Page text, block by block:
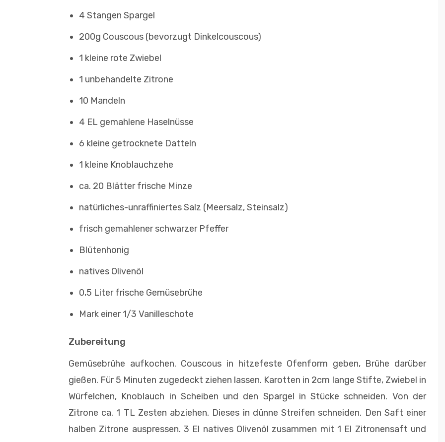
4 Stangen Spargel
200g Couscous (bevorzugt Dinkelcouscous)
1 kleine rote Zwiebel
1 unbehandelte Zitrone
10 Mandeln
4 EL gemahlene Haselnüsse
6 kleine getrocknete Datteln
1 kleine Knoblauchzehe
ca. 20 Blätter frische Minze
natürliches-unraffiniertes Salz (Meersalz, Steinsalz)
frisch gemahlener schwarzer Pfeffer
Blütenhonig
natives Olivenöl
0,5 Liter frische Gemüsebrühe
Mark einer 1/3 Vanilleschote
Zubereitung
Gemüsebrühe aufkochen. Couscous in hitzefeste Ofenform geben, Brühe darüber
gießen. Für 5 Minuten zugedeckt ziehen lassen. Karotten in 2cm lange Stifte, Zwiebel in
Würfelchen, Knoblauch in Scheiben und den Spargel in Stücke schneiden. Von der
Zitrone ca. 1 TL Zesten abziehen. Dieses in dünne Streifen schneiden. Den Saft einer
halben Zitrone auspressen. 3 El natives Olivenöl zusammen mit 1 El Zitronensaft und